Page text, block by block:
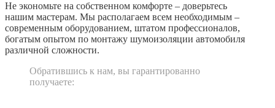
Не экономьте на собственном комфорте – доверьтесь
нашим мастерам. Мы располагаем всем необходимым –
современным оборудованием, штатом профессионалов,
богатым опытом по монтажу шумоизоляции автомобиля
различной сложности.
Обратившись к нам, вы гарантированно
получаете: